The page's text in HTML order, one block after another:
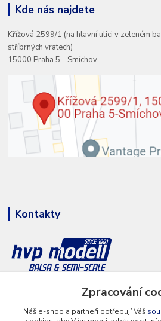
Kde nás najdete
Křížová 2599/1 (na hlavní ulici v zeleném
stříbrných vratech)
15000 Praha 5 - Smíchov
Kontakty
+420 777 286 674Zpracování
Náš e-shop a partneři potřebují Váš